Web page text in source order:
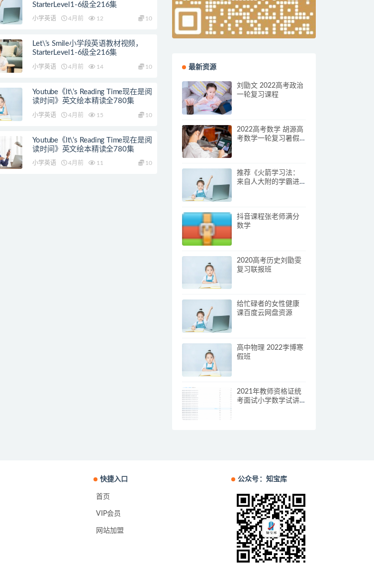
StarterLevel1-6级全216集
小学英语 4月前 12 10
Let\’s Smile小学段英语教材视频，
StarterLevel1-6级全216集
小学英语 4月前 14 10
Youtube《lt\’s Reading Time现在是阅
读时间》英文绘本精读全780集
小学英语 4月前 15 10
Youtube《lt\’s Reading Time现在是阅
读时间》英文绘本精读全780集
小学英语 4月前 11 10
最新资源
刘勖文 2022高考政治
一轮复习课程
2022高考数学 胡源高
考数学一轮复习暑假
推荐《火箭学习法：
来自人大附的学霸进
抖音课程张老师满分
数学
2020高考历史刘勖雯
复习联报班
给忙碌者的女性健康
课百度云网盘资源
高中物理 2022李博寒
假班
2021年教师资格证统
考面试小学数学试讲
快捷入口
首页
VIP会员
网站加盟
公众号：知宝库